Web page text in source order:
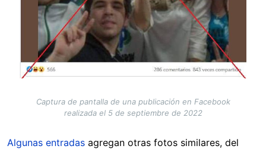
Captura de pantalla de una publicación en Facebook
realizada el 5 de septiembre de 2022
Algunas entradas agregan otras fotos similares, del